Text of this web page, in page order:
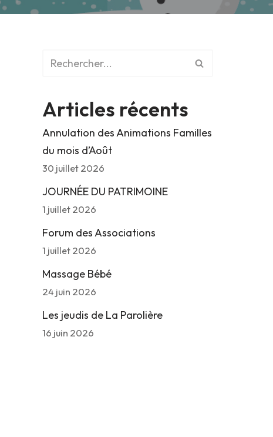
Articles récents
Annulation des Animations Familles
du mois d’Août
30 juillet 2026
JOURNÉE DU PATRIMOINE
1 juillet 2026
Forum des Associations
1 juillet 2026
Massage Bébé
24 juin 2026
Les jeudis de La Parolière
16 juin 2026